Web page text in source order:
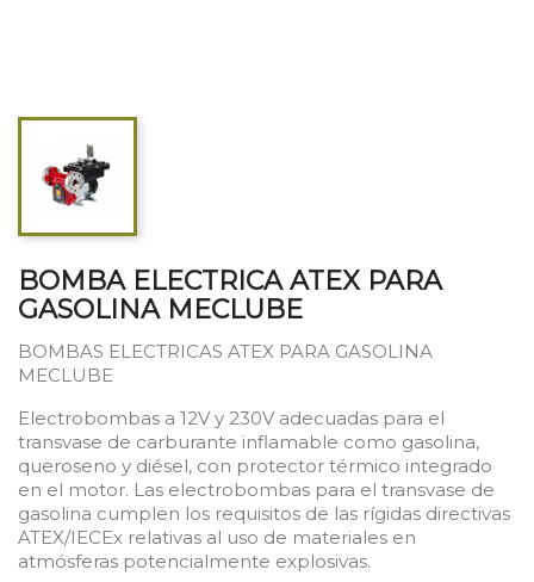
BOMBA ELECTRICA ATEX PARA
GASOLINA MECLUBE
BOMBAS ELECTRICAS ATEX PARA GASOLINA
MECLUBE
Electrobombas a 12V y 230V adecuadas para el
transvase de carburante inflamable como gasolina,
queroseno y diésel, con protector térmico integrado
en el motor. Las electrobombas para el transvase de
gasolina cumplen los requisitos de las rígidas directivas
ATEX/IECEx relativas al uso de materiales en
atmósferas potencialmente explosivas.